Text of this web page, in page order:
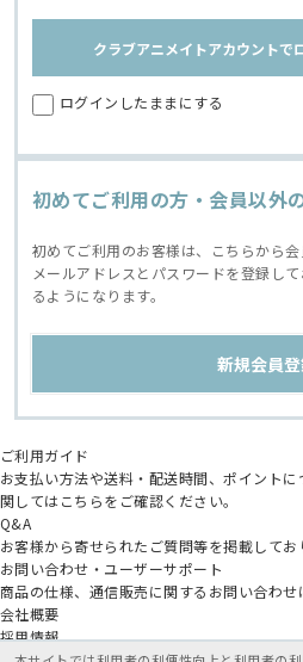
クラブアニメイトアカウントで
ログインしたままにする
初めてご利用の方・会員以外
初めてご利用のお客様は、こちらから会
メールアドレスとパスワードを登録し
るようになります。
ご利用ガイド
お支払い方法や送料・配送時間、ポイント
関してはこちらをご確認ください。
Q&A
お客様から寄せられたご質問等を掲載してお
お問い合わせ・ユーザーサポート
商品の仕様、通信販売に関するお問い合わせ
会社概要
採用情報